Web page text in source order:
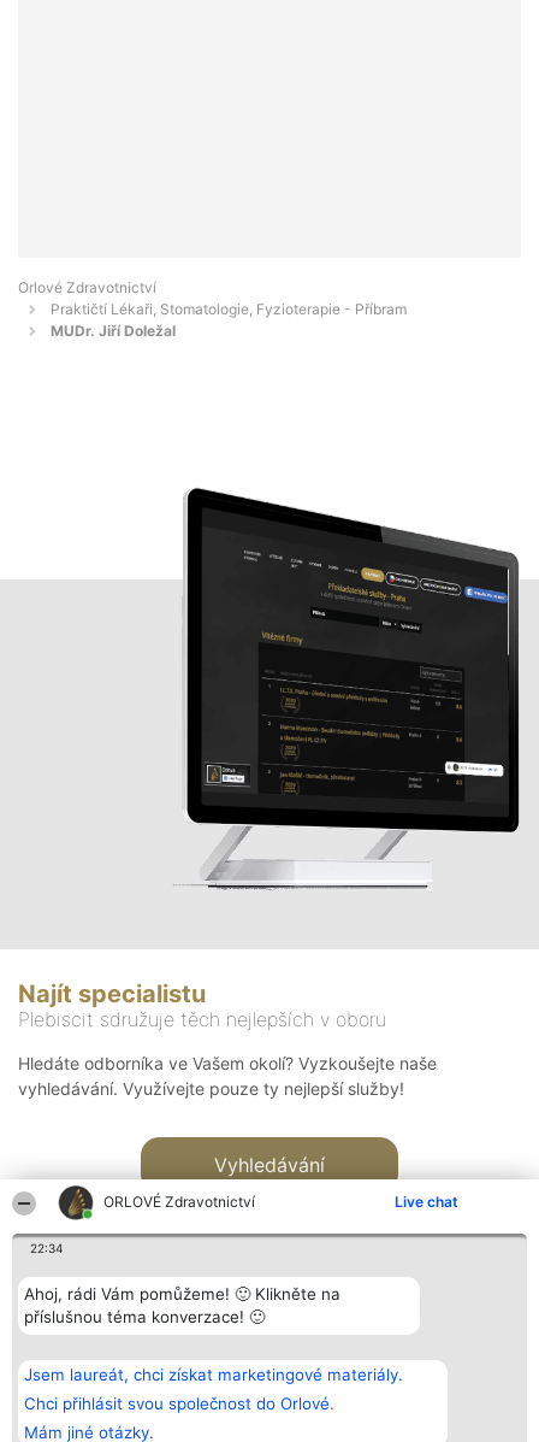
ORLOVÉ Zdravotnictví Live chat
22:34
Ahoj, rádi Vám pomůžeme! 🙂 Klikněte na
příslušnou téma konverzace! 🙂
Jsem laureát, chci získat marketingové materiály.
Chci přihlásit svou společnost do Orlové.
Mám jiné otázky.
Orlové Zdravotnictví
Praktičtí Lékaři, Stomatologie, Fyzioterapie - Příbram
MUDr. Jiří Doležal
Najít specialistu
Plebiscit sdružuje těch nejlepších v oboru
Hledáte odborníka ve Vašem okolí? Vyzkoušejte naše
vyhledávání. Využívejte pouze ty nejlepší služby!
Vyhledávání
Bright Side Solutions sp. z o.
o. sp. k.
ul. Ruska 22
Wrocław 50-079
KRS 0000749100 | Regon
Vítězové
Seznam všech
laureátů
Zásady
Kontakt